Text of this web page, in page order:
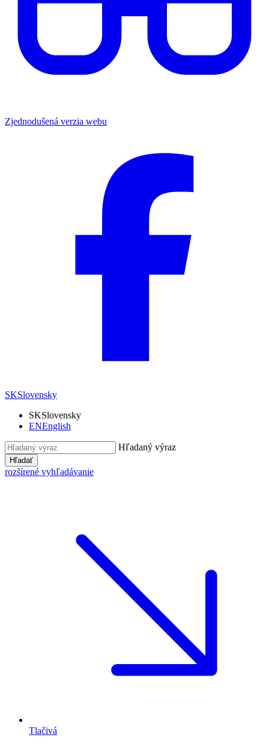
Zjednodušená verzia webu
SKSlovensky
SKSlovensky
ENEnglish
Hľadaný výraz
Hľadať
rozšírené vyhľadávanie
Tlačivá